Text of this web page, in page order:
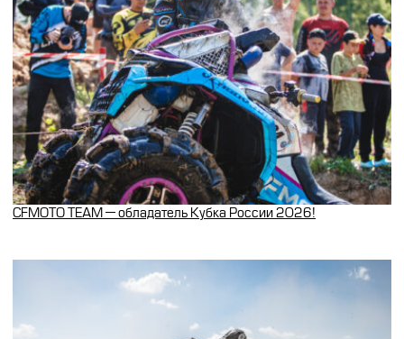
CFMOTO TEAM — обладатель Кубка России 2026!